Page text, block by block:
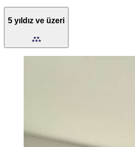
5 yıldız ve üzeri